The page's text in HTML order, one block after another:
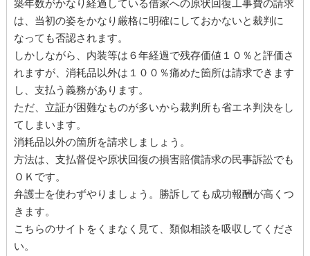
築年数がかなり経過している借家への原状回復工事費の請求
は、当初の姿をかなり厳格に明確にしておかないと裁判に
なっても否認されます。
しかしながら、内装等は６年経過で残存価値１０％と評価さ
れますが、消耗品以外は１００％痛めた箇所は請求できます
し、支払う義務があります。
ただ、立証が困難なものが多いから裁判所も省エネ判決をし
てしまいます。
消耗品以外の箇所を請求しましょう。
方法は、支払督促や原状回復の損害賠償請求の民事訴訟でも
ＯＫです。
弁護士を使わずやりましょう。勝訴しても成功報酬が高くつ
きます。
こちらのサイトをくまなく見て、類似相談を吸収してくださ
い。